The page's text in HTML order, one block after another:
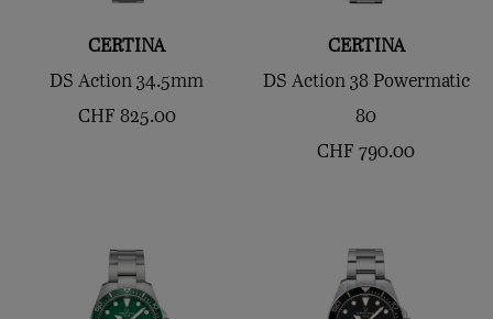
CERTINA
DS Action 34.5mm
CHF 825.00
CERTINA
DS Action 38 Powermatic
80
CHF 790.00